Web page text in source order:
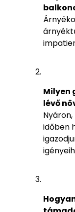
Milyen
lévő
időben